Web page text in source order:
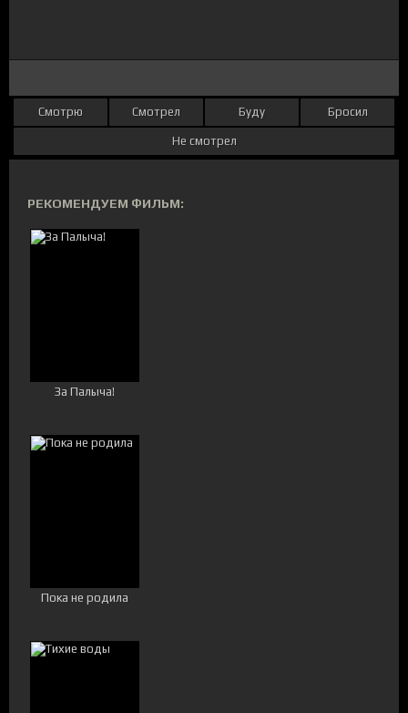
Смотрю Смотрел Буду Бросил
Не смотрел
РЕКОМЕНДУЕМ ФИЛЬМ:
За Палыча!
Пока не родила